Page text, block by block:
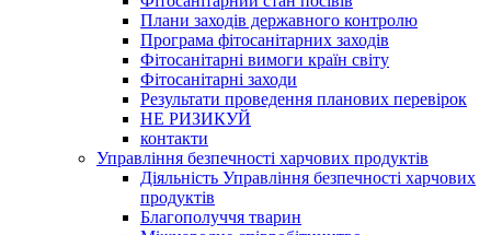
Плани заходів державного контролю
Програма фітосанітарних заходів
Фітосанітарні вимоги країн світу
Фітосанітарні заходи
Результати проведення планових перевірок
НЕ РИЗИКУЙ
контакти
Управління безпечності харчових продуктів
Діяльність Управління безпечності харчових
продуктів
Благополуччя тварин